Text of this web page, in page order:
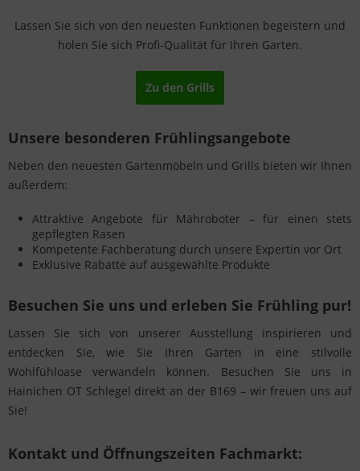
Lassen Sie sich von den neuesten Funktionen begeistern und
holen Sie sich Profi-Qualität für Ihren Garten.
Zu den Grills
Unsere besonderen Frühlingsangebote
Neben den neuesten Gartenmöbeln und Grills bieten wir Ihnen
außerdem:
Attraktive Angebote für Mähroboter – für einen stets
gepflegten Rasen
Kompetente Fachberatung durch unsere Expertin vor Ort
Exklusive Rabatte auf ausgewählte Produkte
Besuchen Sie uns und erleben Sie Frühling pur!
Lassen Sie sich von unserer Ausstellung inspirieren und
entdecken Sie, wie Sie Ihren Garten in eine stilvolle
Wohlfühloase verwandeln können. Besuchen Sie uns in
Hainichen OT Schlegel direkt an der B169 – wir freuen uns auf
Sie!
Kontakt und Öffnungszeiten Fachmarkt: